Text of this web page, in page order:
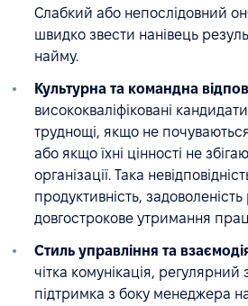
Слабкий або непослідовний
швидко звести нанівець
найму.
Культурна та командна
висококваліфіковані
труднощі, якщо не
або якщо їхні цінності не
організації. Така
продуктивність,
довгострокове утримання
Стиль управління та
чітка комунікація, регулярний
підтримка з боку менеджера